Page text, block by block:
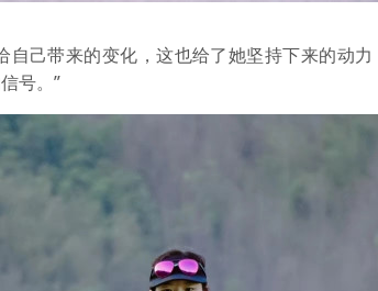
己带来的变化，这也给了她坚持下来的动力
号。”